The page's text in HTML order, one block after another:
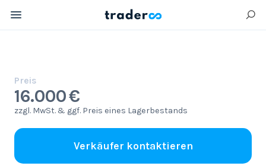
Preis
16.000 €
zzgl. MwSt. & ggf. Preis eines Lagerbestands
Verkäufer kontaktieren